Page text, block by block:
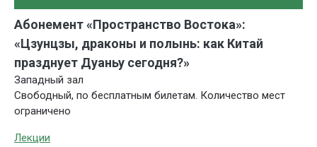
Абонемент «Пространство Востока»:
«Цзунцзы, драконы и полынь: как Китай
празднует Дуаньу сегодня?»
Западный зал
Свободный, по бесплатным билетам. Количество мест
ограничено
Лекции